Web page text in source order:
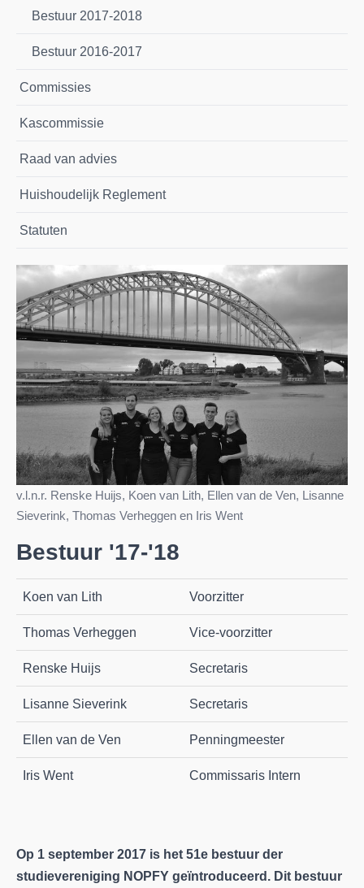
Bestuur 2017-2018
Bestuur 2016-2017
Commissies
Kascommissie
Raad van advies
Huishoudelijk Reglement
Statuten
v.l.n.r. Renske Huijs, Koen van Lith, Ellen van de Ven, Lisanne
Sieverink, Thomas Verheggen en Iris Went
Bestuur '17-'18
Koen van Lith Voorzitter
Thomas Verheggen Vice-voorzitter
Renske Huijs Secretaris
Lisanne Sieverink Secretaris
Ellen van de Ven Penningmeester
Iris Went Commissaris Intern
Op 1 september 2017 is het 51e bestuur der
studievereniging NOPFY geïntroduceerd. Dit bestuur